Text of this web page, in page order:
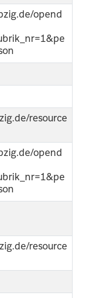
opend
resource
opend
resource